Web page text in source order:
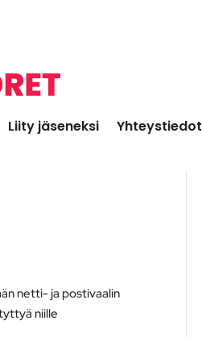
Liity jäseneksi Yhteystiedot
netti- ja postivaalin
niille